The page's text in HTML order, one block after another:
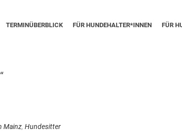
TERMINÜBERBLICK FÜR HUNDEHALTER*INNEN FÜR
Mainz, Hundesitter